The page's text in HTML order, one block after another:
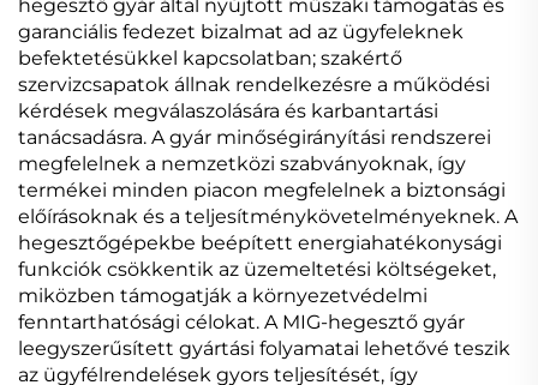
hegesztő gyár által nyújtott műszaki támogatás és
garanciális fedezet bizalmat ad az ügyfeleknek
befektetésükkel kapcsolatban; szakértő
szervizcsapatok állnak rendelkezésre a működési
kérdések megválaszolására és karbantartási
tanácsadásra. A gyár minőségirányítási rendszerei
megfelelnek a nemzetközi szabványoknak, így
termékei minden piacon megfelelnek a biztonsági
előírásoknak és a teljesítménykövetelményeknek. A
hegesztőgépekbe beépített energiahatékonysági
funkciók csökkentik az üzemeltetési költségeket,
miközben támogatják a környezetvédelmi
fenntarthatósági célokat. A MIG-hegesztő gyár
leegyszerűsített gyártási folyamatai lehetővé teszik
az ügyfélrendelések gyors teljesítését, így